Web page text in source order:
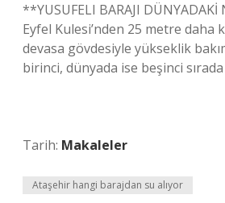
**YUSUFELI BARAJI DÜNYADAKİ
Eyfel Kulesi’nden 25 metre daha
devasa gövdesiyle yükseklik
birinci, dünyada ise beşinci
Tarih: Makaleler
Ataşehir hangi barajdan su alıyor